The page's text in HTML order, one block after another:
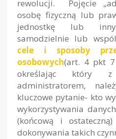
rewolucji. Pojęcie
osobę fizyczną lub
jednostkę lub
samodzielnie lub
cele i sposoby
osobowych(art. 4 pkt 7
określając który
administratorem,
kluczowe pytanie- kto
wykorzystywania
(końcową i
dokonywania takich